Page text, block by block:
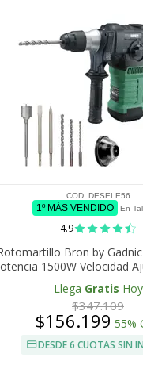
COD. DESELE56
1º MÁS VENDIDO En
4.9
Bron by
1500W Velocidad
Plus 800 RPM 6J 230V 50Hz
Broca Copa 60 mm
Llega Gratis Hoy
$347.109
$156.199 55%
DESDE 6 CUOTAS SIN